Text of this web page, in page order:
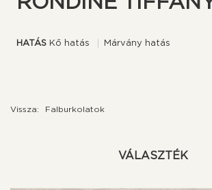
HATÁS Kő hatás Márvány hatás
Vissza: Falburkolatok
VÁLASZTÉK